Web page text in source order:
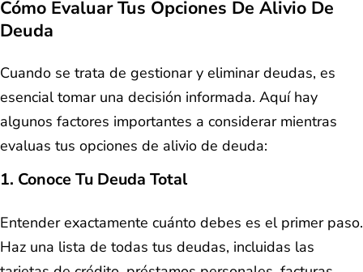
Cómo Evaluar Tus Opciones De Alivio De
Deuda
Cuando se trata de gestionar y eliminar deudas, es
esencial tomar una decisión informada. Aquí hay
algunos factores importantes a considerar mientras
evaluas tus opciones de alivio de deuda:
1. Conoce Tu Deuda Total
Entender exactamente cuánto debes es el primer paso.
Haz una lista de todas tus deudas, incluidas las